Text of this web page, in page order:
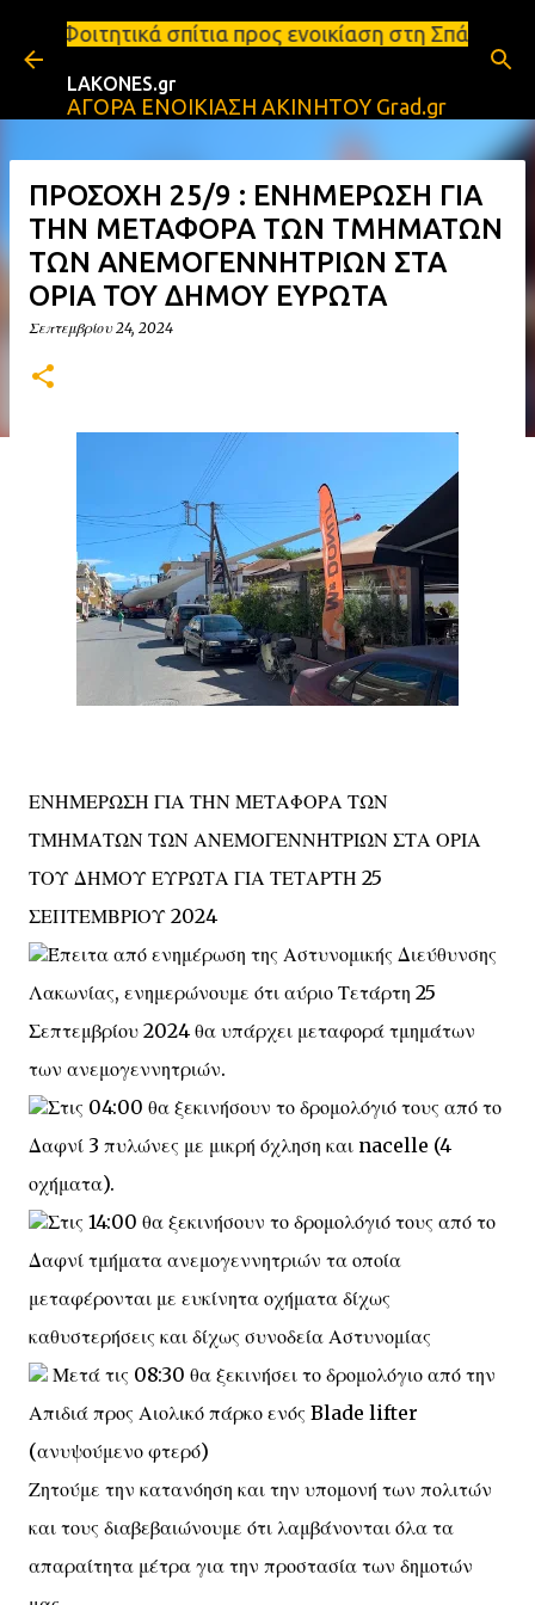
Μετάβαση στο κύριο περιεχόμενο
προς ενοικίαση στη Σπάρτη Ενοικιάσεις
LAKONES.gr
ΑΓΟΡΑ ΕΝΟΙΚΙΑΣΗ ΑΚΙΝΗΤΟΥ Grad.gr
ΠΡΟΣΟΧΗ 25/9 : ΕΝΗΜΕΡΩΣΗ ΓΙΑ
ΤΗΝ ΜΕΤΑΦΟΡΑ ΤΩΝ ΤΜΗΜΑΤΩΝ
ΤΩΝ ΑΝΕΜΟΓΕΝΝΗΤΡΙΩΝ ΣΤΑ
ΟΡΙΑ ΤΟΥ ΔΗΜΟΥ ΕΥΡΩΤΑ
Σεπτεμβρίου 24, 2024
ΕΝΗΜΕΡΩΣΗ ΓΙΑ ΤΗΝ ΜΕΤΑΦΟΡΑ ΤΩΝ
ΤΜΗΜΑΤΩΝ ΤΩΝ ΑΝΕΜΟΓΕΝΝΗΤΡΙΩΝ ΣΤΑ ΟΡΙΑ
ΤΟΥ ΔΗΜΟΥ ΕΥΡΩΤΑ ΓΙΑ ΤΕΤΑΡΤΗ 25
ΣΕΠΤΕΜΒΡΙΟΥ 2024
Έπειτα από ενημέρωση της Αστυνομικής Διεύθυνσης
Λακωνίας, ενημερώνουμε ότι αύριο Τετάρτη 25
Σεπτεμβρίου 2024 θα υπάρχει μεταφορά τμημάτων
των ανεμογεννητριών.
Στις 04:00 θα ξεκινήσουν το δρομολόγιό τους από το
Δαφνί 3 πυλώνες με μικρή όχληση και nacelle (4
οχήματα).
Στις 14:00 θα ξεκινήσουν το δρομολόγιό τους από το
Δαφνί τμήματα ανεμογεννητριών τα οποία
μεταφέρονται με ευκίνητα οχήματα δίχως
καθυστερήσεις και δίχως συνοδεία Αστυνομίας
Μετά τις 08:30 θα ξεκινήσει το δρομολόγιο από την
Απιδιά προς Αιολικό πάρκο ενός Blade lifter
(ανυψούμενο φτερό)
Ζητούμε την κατανόηση και την υπομονή των πολιτών
και τους διαβεβαιώνουμε ότι λαμβάνονται όλα τα
απαραίτητα μέτρα για την προστασία των δημοτών